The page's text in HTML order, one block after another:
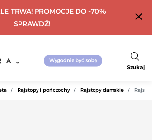
TRWA! PROMOCJE DO -70%
SPRAWDŹ!
close
Szukaj
Rajstopy i pończochy Rajstopy damskie